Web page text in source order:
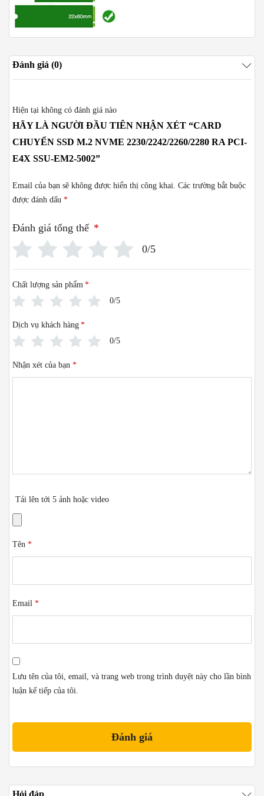
Đánh giá (0)
Hiện tại không có đánh giá nào
HÃY LÀ NGƯỜI ĐẦU TIÊN NHẬN XÉT “CARD
CHUYỂN SSD M.2 NVME 2230/2242/2260/2280 RA PCI-
E4X SSU-EM2-5002”
Email của bạn sẽ không được hiển thị công khai. Các trường bắt buộc
được đánh dấu *
Đánh giá tổng thể *
0/5
Chất lượng sản phẩm *
0/5
Dịch vụ khách hàng *
0/5
Nhận xét của bạn *
Tải lên tới 5 ảnh hoặc video
Tên *
Email *
Lưu tên của tôi, email, và trang web trong trình duyệt này cho lần bình
luận kế tiếp của tôi.